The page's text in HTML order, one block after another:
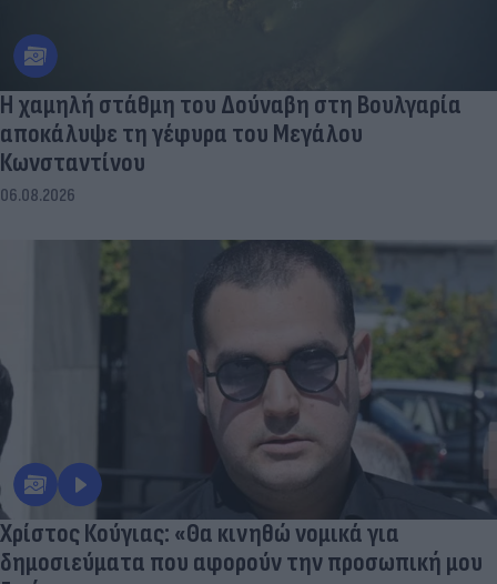
Η χαμηλή στάθμη του Δούναβη στη Βουλγαρία
αποκάλυψε τη γέφυρα του Μεγάλου
Κωνσταντίνου
06.08.2026
Χρίστος Κούγιας: «Θα κινηθώ νομικά για
δημοσιεύματα που αφορούν την προσωπική μου